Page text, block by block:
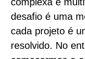
desafio é uma
cada projeto é
resolvido. No